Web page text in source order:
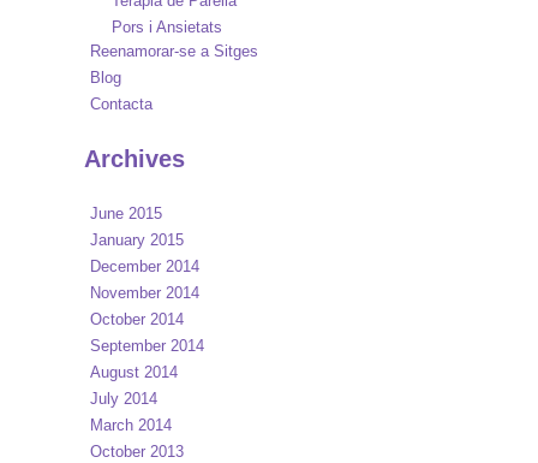
Pors i Ansietats
Reenamorar-se a Sitges
Blog
Contacta
Archives
June 2015
January 2015
December 2014
November 2014
October 2014
September 2014
August 2014
July 2014
March 2014
October 2013